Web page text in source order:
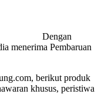
Dengan
menerima Pembaruan
berikut produk
khusus, peristiwa